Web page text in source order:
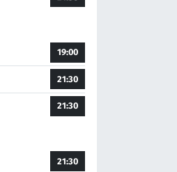
19:00
21:30
21:30
21:30